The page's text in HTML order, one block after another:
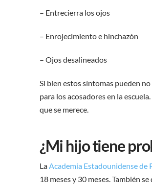
– Entrecierra los ojos
– Enrojecimiento e hinchazón
– Ojos desalineados
Si bien estos síntomas pueden
para los acosadores en la
que se merece.
¿Mi hijo tiene
LaAcademia Estadounidense de
18 meses y 30 meses. También